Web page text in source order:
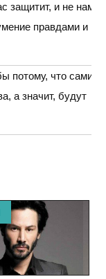
защитит, и не
правдами и
потому, что сами
а значит, будут